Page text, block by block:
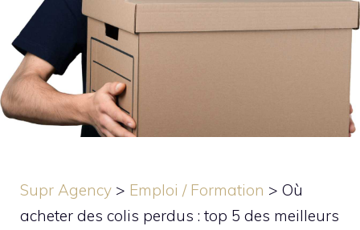
Supr Agency > Emploi / Formation > Où
acheter des colis perdus : top 5 des meilleurs